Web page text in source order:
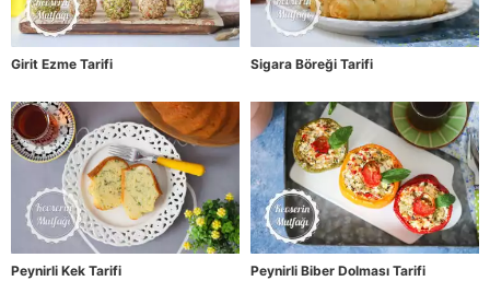
Girit Ezme Tarifi Sigara Böreği Tarifi
Peynirli Kek Tarifi Peynirli Biber Dolması Tarifi